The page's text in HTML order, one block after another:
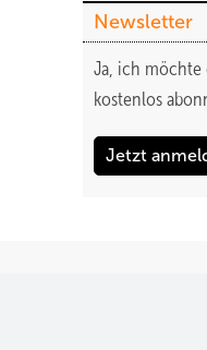
Newsletter
Ja, ich möchte
kostenlos
Jetzt